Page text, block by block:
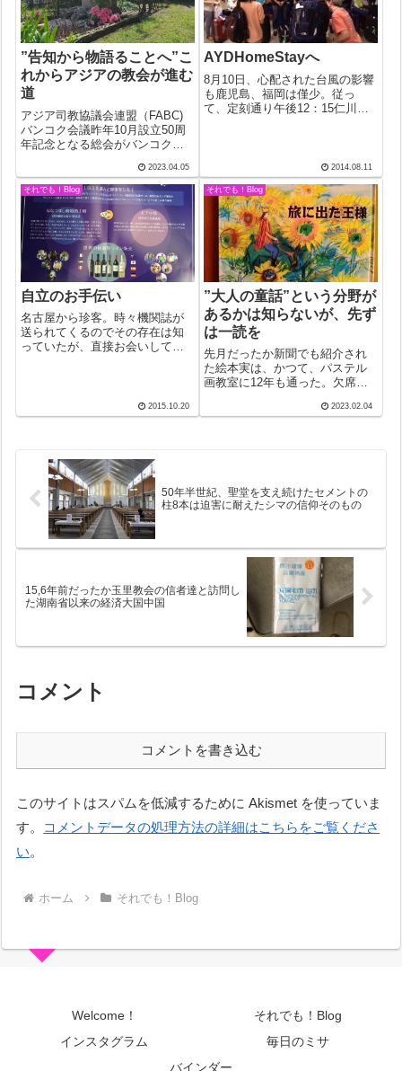
”告知から物語ることへ”こ
れからアジアの教会が進む
道
アジア司教協議会連盟（FABC)
バンコク会議昨年10月設立50周
年記念となる総会がバンコクで
ック新聞で読んだ。今日手にし
た最新号に紹介されていたのは
その会議を受けて確認されたと
いうこれからアジアの教会が進
むべき道...
2023.04.05
AYDHomeStayへ
8月10日、心配された台風の影響
も鹿児島、福岡は僅少。従っ
て、定刻通り午後12：15仁川空
空港近くのビアンネ神学生宅
へ。母上との再会は4年振り？小
一時間の休...
2014.08.11
それでも！Blog
自立のお手伝い
名古屋から珍客。時々機関誌が
送られてくるのでその存在は知
っていたが、直接お会いして実
の認識をまた広くしてくれる有
意義なひと時だった。パンフの
2015.10.20
それでも！Blog
”大人の童話”という分野が
あるかは知らないが、先ず
は一読を
先月だったか新聞でも紹介され
た絵本実は、かつて、パステル
画教室に12年も通った。欠席が
たのだが、先生の直截な指導に
2023.02.04
50年半世紀、聖堂を支え続けたセメントの
柱8本は迫害に耐えたシマの信仰そのもの
15,6年前だったか玉里教会の信者達と訪問し
た湖南省以来の経済大国中国
コメント
コメントを書き込む
このサイトはスパムを低減するために Akismet を使っていま
す。
コメントデータの処理方法の詳細はこちらをご覧くださ
い。
ホーム それでも！Blog
Welcome！
それでも！Blog
インスタグラム
毎日のミサ
バインダー